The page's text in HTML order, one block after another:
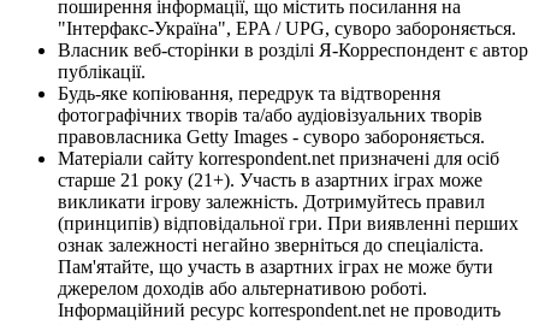
поширення інформації, що містить посилання на
"Інтерфакс-Україна", EPA / UPG, суворо забороняється.
Власник веб-сторінки в розділі Я-Корреспондент є автор
публікації.
Будь-яке копіювання, передрук та відтворення
фотографічних творів та/або аудіовізуальних творів
правовласника Getty Images - суворо забороняється.
Матеріали сайту korrespondent.net призначені для осіб
старше 21 року (21+). Участь в азартних іграх може
викликати ігрову залежність. Дотримуйтесь правил
(принципів) відповідальної гри. При виявленні перших
ознак залежності негайно зверніться до спеціаліста.
Пам'ятайте, що участь в азартних іграх не може бути
джерелом доходів або альтернативою роботі.
Інформаційний ресурс korrespondent.net не проводить